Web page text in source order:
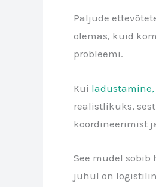
Paljude
olemas, kuid
probleemi.
Kui
realistlikuks,
koordineerimist
See mudel
juhul on